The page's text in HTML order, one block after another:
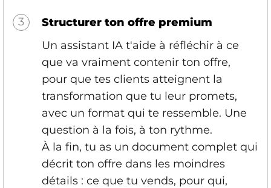
3
Structurer ton offre premium
Un assistant IA t'aide à réfléchir à ce
que va vraiment contenir ton offre,
pour que tes clients atteignent la
transformation que tu leur promets,
avec un format qui te ressemble. Une
question à la fois, à ton rythme.
À la fin, tu as un document complet qui
décrit ton offre dans les moindres
détails : ce que tu vends, pour qui,